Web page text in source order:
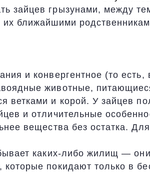
зайцев грызунами, между
ближайшими
и конвергентное (то
животные,
ветками и корой. У зайцев
и отличительные
вещества без остатка.
каких-либо жилищ —
которые покидают только в